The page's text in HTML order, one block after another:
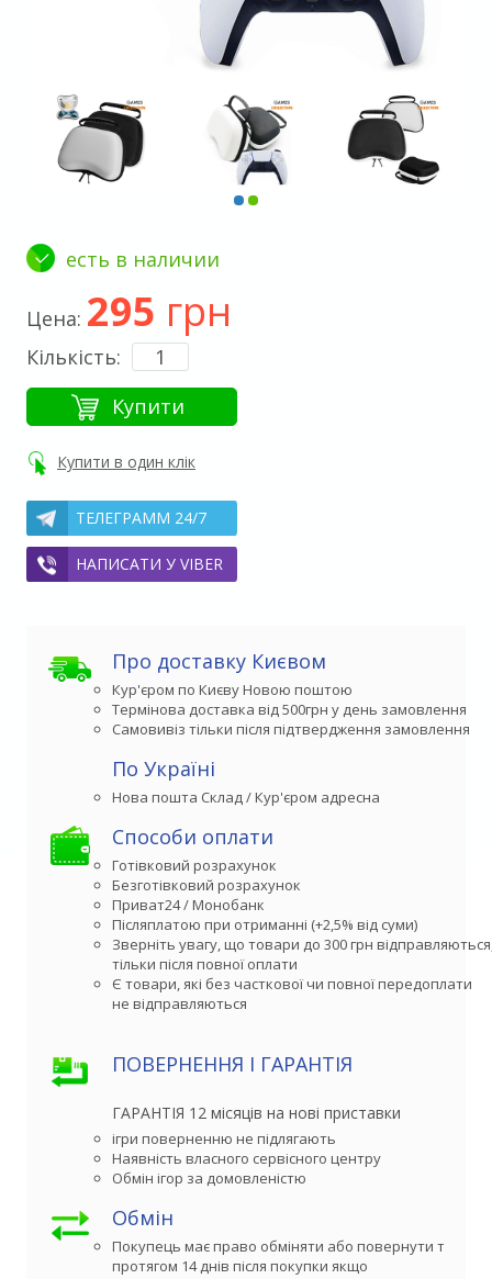
есть в наличии
Цена: 295 грн
Кількість:
Купити
Купити в один клік
ТЕЛЕГРАММ 24/7
НАПИСАТИ У VIBER
Про доставку Києвом
Кур'єром по Києву Новою поштою
Термінова доставка від 500грн у день замовлення
Самовивіз тільки після підтвердження замовлення
По Україні
Способи оплати
Готівковий розрахунок
Безготівковий розрахунок
Приват24 / Монобанк
Післяплатою при отриманні (+2,5% від суми)
Зверніть увагу, що товари до 300 грн
тільки після повної оплати
Є товари, які без часткової чи повної передоплати
не відправляються
ПОВЕРНЕННЯ І ГАРАНТІЯ
ГАРАНТІЯ 12 місяців на нові приставки
ігри поверненню не підлягають
Наявність власного сервісного центру
Обмін ігор за домовленістю
Обмін
Покупець має право обміняти або повернути товар
протягом 14 днів після покупки якщо